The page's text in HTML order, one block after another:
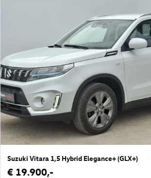
Suzuki Vitara 1,5 Hybrid Elegance+ (GLX+)
€ 19.900,-